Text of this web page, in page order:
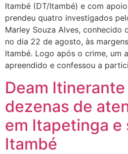
Itambé (DT/Itambé) e com
prendeu quatro investigados
Marley Souza Alves, conhecido
no dia 22 de agosto, às
Itambé. Logo após o crime, um
apreendido e confessou a
Deam
dezenas de
em Itapetinga e
Itambé